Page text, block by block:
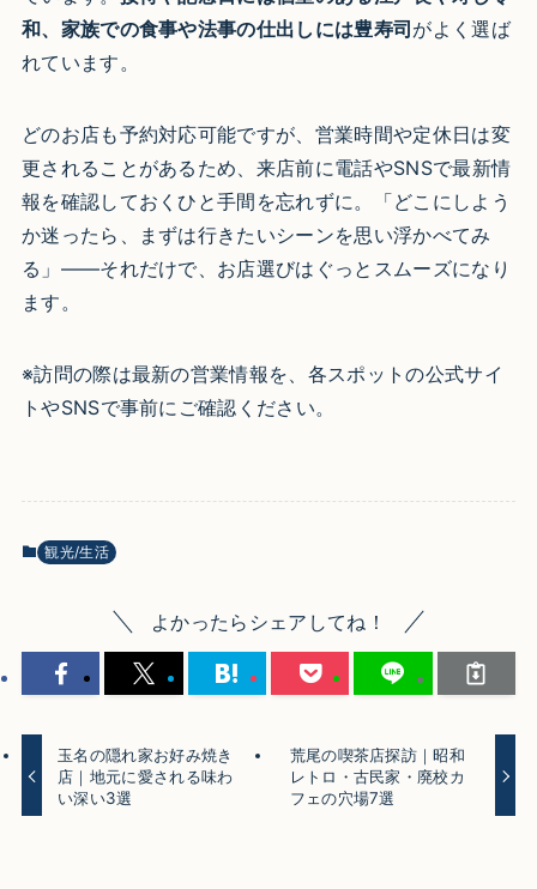
和、家族での食事や法事の仕出しには豊寿司がよく選ば
れています。
どのお店も予約対応可能ですが、営業時間や定休日は変
更されることがあるため、来店前に電話やSNSで最新情
報を確認しておくひと手間を忘れずに。「どこにしよう
か迷ったら、まずは行きたいシーンを思い浮かべてみ
る」——それだけで、お店選びはぐっとスムーズになり
ます。
※訪問の際は最新の営業情報を、各スポットの公式サイ
トやSNSで事前にご確認ください。
観光/生活
よかったらシェアしてね！
玉名の隠れ家お好み焼き
店｜地元に愛される味わ
い深い3選
荒尾の喫茶店探訪｜昭和
レトロ・古民家・廃校カ
フェの穴場7選